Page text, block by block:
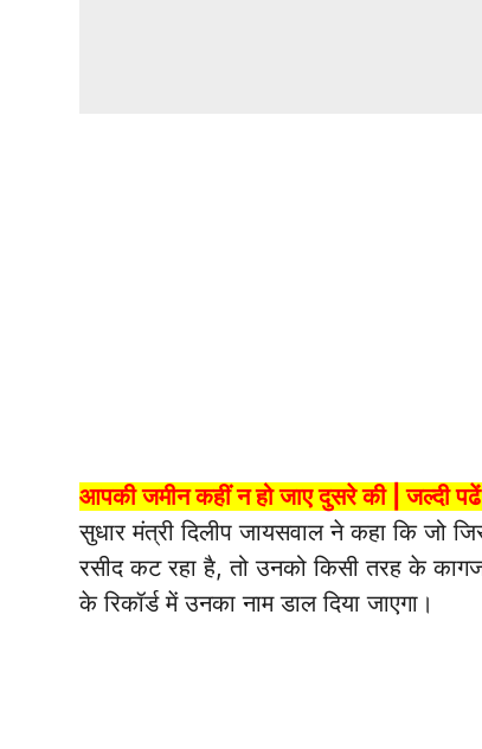
आपकी जमीन कहीं न हो जाए दुसरे की | जल्दी पढें
सुधार मंत्री दिलीप जायसवाल ने कहा कि
रसीद कट रहा है, तो उनको किसी तरह के
के रिकॉर्ड में उनका नाम डाल दिया जाएगा।